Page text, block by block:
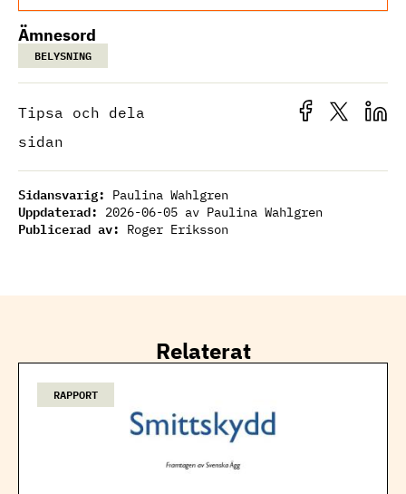
Ämnesord
BELYSNING
Tipsa och dela
sidan
Sidansvarig: Paulina Wahlgren
Uppdaterad: 2026-06-05 av Paulina Wahlgren
Publicerad av: Roger Eriksson
Relaterat
RAPPORT